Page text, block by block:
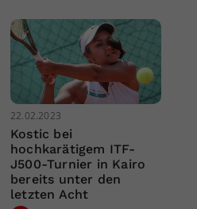
22.02.2023
Kostic bei
hochkarätigem ITF-
J500-Turnier in Kairo
bereits unter den
letzten Acht